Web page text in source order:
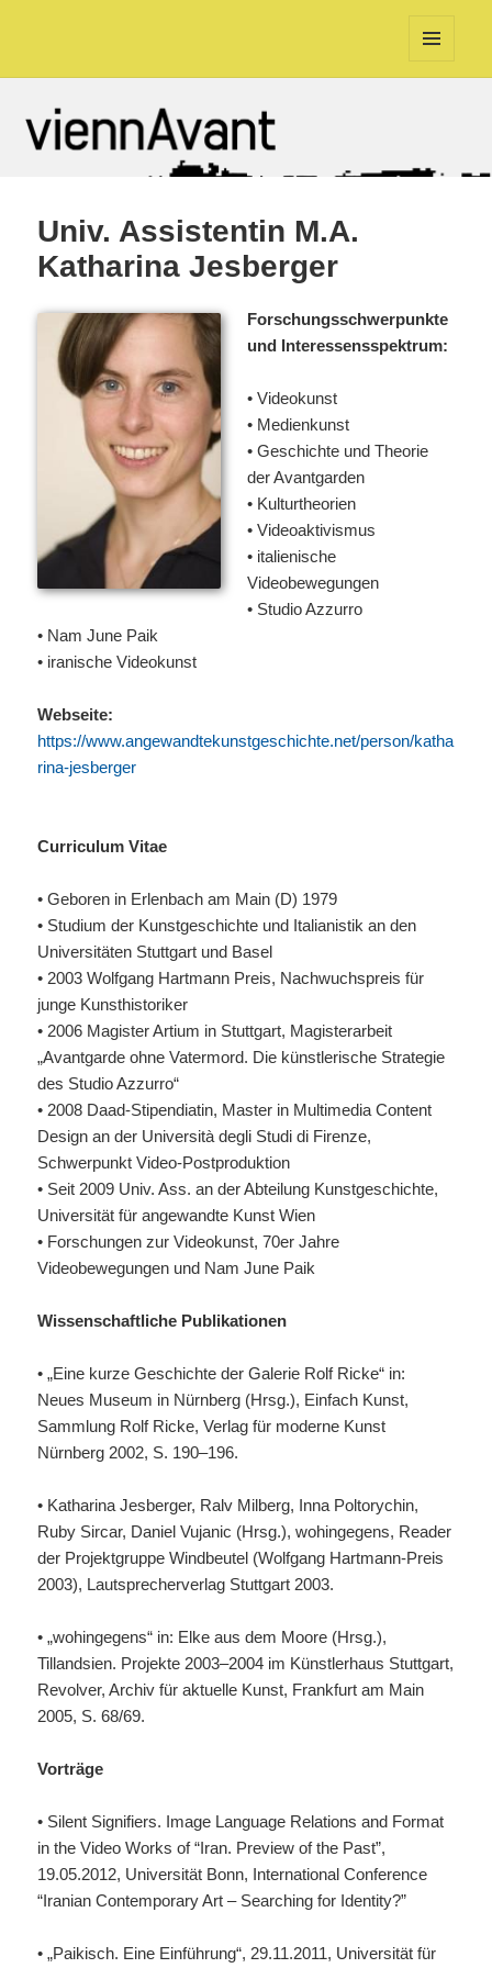
Univ. Assistentin M.A.
Katharina Jesberger
Forschungsschwerpunkte
und Interessensspektrum:
• Videokunst
• Medienkunst
• Geschichte und Theorie
der Avantgarden
• Kulturtheorien
• Videoaktivismus
• italienische
Videobewegungen
• Studio Azzurro
• Nam June Paik
• iranische Videokunst
Webseite:
https://www.angewandtekunstgeschichte.net/person/katha
rina-jesberger
Curriculum Vitae
• Geboren in Erlenbach am Main (D) 1979
• Studium der Kunstgeschichte und Italianistik an den
Universitäten Stuttgart und Basel
• 2003 Wolfgang Hartmann Preis, Nachwuchspreis für
junge Kunsthistoriker
• 2006 Magister Artium in Stuttgart, Magisterarbeit
„Avantgarde ohne Vatermord. Die künstlerische Strategie
des Studio Azzurro“
• 2008 Daad-Stipendiatin, Master in Multimedia Content
Design an der Università degli Studi di Firenze,
Schwerpunkt Video-Postproduktion
• Seit 2009 Univ. Ass. an der Abteilung Kunstgeschichte,
Universität für angewandte Kunst Wien
• Forschungen zur Videokunst, 70er Jahre
Videobewegungen und Nam June Paik
Wissenschaftliche Publikationen
• „Eine kurze Geschichte der Galerie Rolf Ricke“ in:
Neues Museum in Nürnberg (Hrsg.), Einfach Kunst,
Sammlung Rolf Ricke, Verlag für moderne Kunst
Nürnberg 2002, S. 190–196.
• Katharina Jesberger, Ralv Milberg, Inna Poltorychin,
Ruby Sircar, Daniel Vujanic (Hrsg.), wohingegens, Reader
der Projektgruppe Windbeutel (Wolfgang Hartmann-Preis
2003), Lautsprecherverlag Stuttgart 2003.
• „wohingegens“ in: Elke aus dem Moore (Hrsg.),
Tillandsien. Projekte 2003–2004 im Künstlerhaus Stuttgart,
Revolver, Archiv für aktuelle Kunst, Frankfurt am Main
2005, S. 68/69.
Vorträge
• Silent Signifiers. Image Language Relations and Format
in the Video Works of “Iran. Preview of the Past”,
19.05.2012, Universität Bonn, International Conference
“Iranian Contemporary Art – Searching for Identity?”
• „Paikisch. Eine Einführung“, 29.11.2011, Universität für